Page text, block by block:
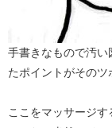
手書きなもので汚
たポイントがそのツ
ここをマッサージ